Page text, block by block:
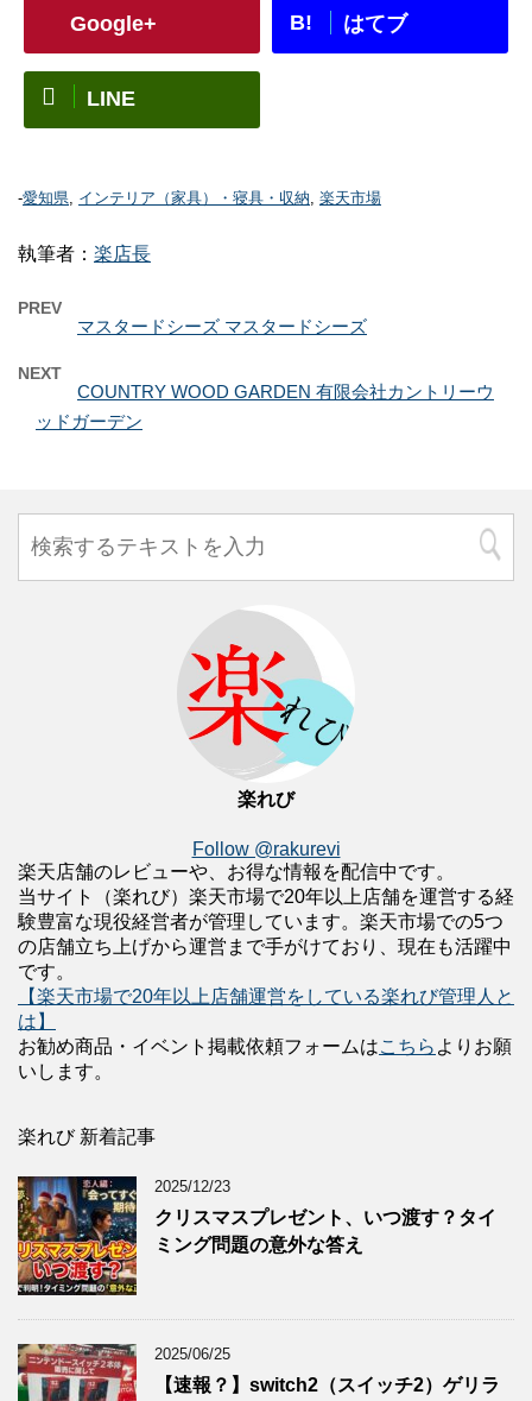
Google+ B! はてブ
LINE
-愛知県, インテリア（家具）・寝具・収納, 楽天市場
執筆者： 楽店長
PREV
マスタードシーズ マスタードシーズ
NEXT
COUNTRY WOOD GARDEN 有限会社カントリーウ
ッドガーデン
楽れび
Follow @rakurevi
楽天店舗のレビューや、お得な情報を配信中です。
当サイト（楽れび）楽天市場で20年以上店舗を運営する経
験豊富な現役経営者が管理しています。楽天市場での5つ
の店舗立ち上げから運営まで手がけており、現在も活躍中
です。
【楽天市場で20年以上店舗運営をしている楽れび管理人と
は】
お勧め商品・イベント掲載依頼フォームはこちら よりお願
いします。
楽れび 新着記事
2025/12/23
クリスマスプレゼント、いつ渡す？タイ
ミング問題の意外な答え
2025/06/25
【速報？】switch2（スイッチ2）ゲリラ